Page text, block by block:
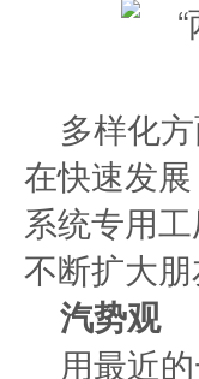
多样化
在快速发
系统专用
不断扩大朋
汽势观
用最近